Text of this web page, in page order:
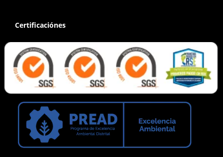
Certificaciónes